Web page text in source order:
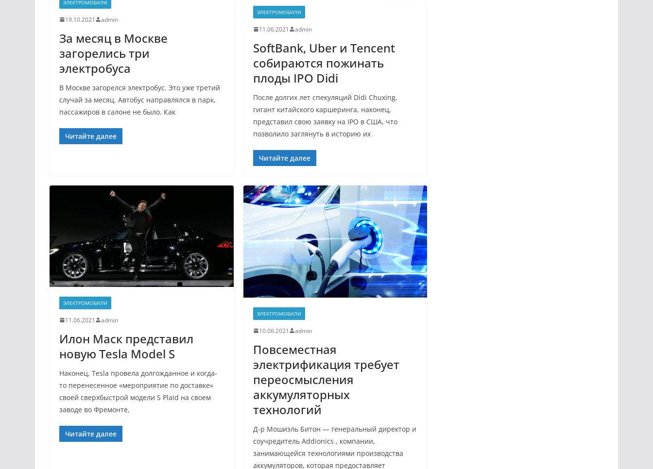
ЭЛЕКТРОМОБИЛИ
19.10.2021 admin
За месяц в Москве
загорелись три
электробуса
В Москве загорелся электробус. Это уже третий
случай за месяц. Автобус направлялся в парк,
пассажиров в салоне не было. Как
Читайте далее
ЭЛЕКТРОМОБИЛИ
11.06.2021 admin
SoftBank, Uber и Tencent
собираются пожинать
плоды IPO Didi
После долгих лет спекуляций Didi Chuxing,
гигант китайского каршеринга, наконец,
представил свою заявку на IPO в США, что
позволило заглянуть в историю их
Читайте далее
ЭЛЕКТРОМОБИЛИ
11.06.2021 admin
Илон Маск представил
новую Tesla Model S
Наконец, Tesla провела долгожданное и когда-
то перенесенное «мероприятие по доставке»
своей сверхбыстрой модели S Plaid на своем
заводе во Фремонте,
Читайте далее
ЭЛЕКТРОМОБИЛИ
10.06.2021 admin
Повсеместная
электрификация требует
переосмысления
аккумуляторных
технологий
Д-р Мошиэль Битон — генеральный директор и
соучредитель Addionics , компании,
занимающейся технологиями производства
аккумуляторов, которая предоставляет